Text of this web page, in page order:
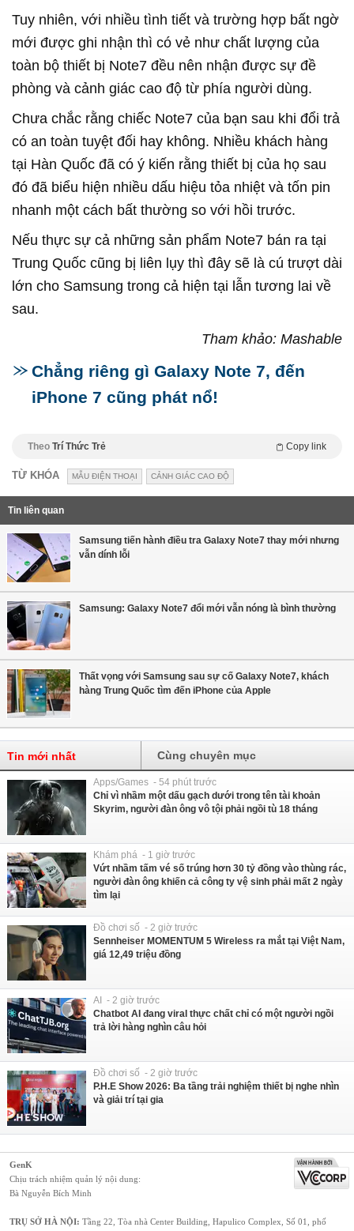
Tuy nhiên, với nhiều tình tiết và trường hợp bất ngờ
mới được ghi nhận thì có vẻ như chất lượng của
toàn bộ thiết bị Note7 đều nên nhận được sự đề
phòng và cảnh giác cao độ từ phía người dùng.
Chưa chắc rằng chiếc Note7 của bạn sau khi đổi trả
có an toàn tuyệt đối hay không. Nhiều khách hàng
tại Hàn Quốc đã có ý kiến rằng thiết bị của họ sau
đó đã biểu hiện nhiều dấu hiệu tỏa nhiệt và tốn pin
nhanh một cách bất thường so với hồi trước.
Nếu thực sự cả những sản phẩm Note7 bán ra tại
Trung Quốc cũng bị liên lụy thì đây sẽ là cú trượt dài
lớn cho Samsung trong cả hiện tại lẫn tương lai về
sau.
Tham khảo: Mashable
Chẳng riêng gì Galaxy Note 7, đến
iPhone 7 cũng phát nổ!
Theo Trí Thức Trẻ Copy link
TỪ KHÓA MẪU ĐIỆN THOẠI CẢNH GIÁC CAO ĐỘ
Tin liên quan
Samsung tiến hành điều tra Galaxy Note7 thay mới nhưng
vẫn dính lỗi
Samsung: Galaxy Note7 đổi mới vẫn nóng là bình thường
Thất vọng với Samsung sau sự cố Galaxy Note7, khách
hàng Trung Quốc tìm đến iPhone của Apple
Tin mới nhất Cùng chuyên mục
Apps/Games - 54 phút trước
Chỉ vì nhầm một dấu gạch dưới trong tên tài khoản
Skyrim, người đàn ông vô tội phải ngồi tù 18 tháng
Khám phá - 1 giờ trước
Vứt nhầm tấm vé số trúng hơn 30 tỷ đồng vào thùng rác,
người đàn ông khiến cả công ty vệ sinh phải mất 2 ngày
tìm lại
Đồ chơi số - 2 giờ trước
Sennheiser MOMENTUM 5 Wireless ra mắt tại Việt Nam,
giá 12,49 triệu đồng
AI - 2 giờ trước
Chatbot AI đang viral thực chất chỉ có một người ngồi
trả lời hàng nghìn câu hỏi
Đồ chơi số - 2 giờ trước
P.H.E Show 2026: Ba tầng trải nghiệm thiết bị nghe nhìn
và giải trí tại gia
GenK
Chịu trách nhiệm quản lý nội dung:
Bà Nguyễn Bích Minh
TRỤ SỞ HÀ NỘI: Tầng 22, Tòa nhà Center Building, Hapulico Complex, Số 01, phố